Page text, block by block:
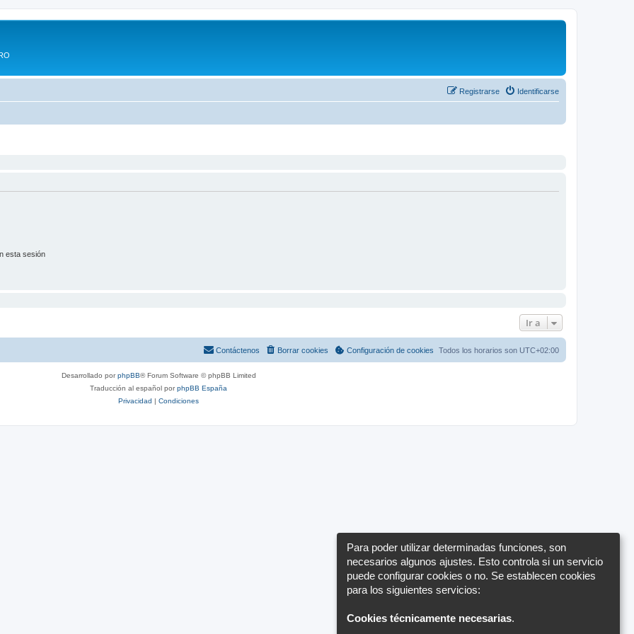
Identificarse
Registrarse
esta sesión
Ir a
Todos los horarios son UTC+02:00
Configuración de cookies
Borrar cookies
Contáctenos
Desarrollado porphpBB® Forum Software © phpBB Limited
Traducción al español porphpBB España
Privacidad | Condiciones
Para poder utilizar determinadas funciones, son
necesarios algunos ajustes. Esto controla si un servicio
puede configurar cookies o no. Se establecen cookies
para los siguientes servicios:
Cookies técnicamente necesarias.